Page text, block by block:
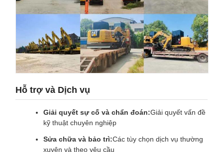
Hỗ trợ và Dịch vụ
Giải quyết sự cố và chẩn đoán:Giải quyết vấn đề
kỹ thuật chuyên nghiệp
Sửa chữa và bảo trì:Các tùy chọn dịch vụ thường
xuyên và theo yêu cầu